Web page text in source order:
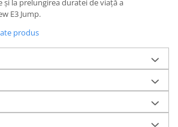
la prelungirea duratei de viață a
E3 Jump.
produs